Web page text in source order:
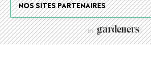
NOS SITES PARTENAIRES